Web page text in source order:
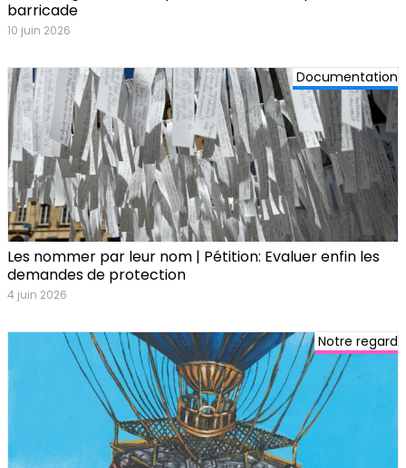
barricade
10 juin 2026
Documentation
Les nommer par leur nom | Pétition: Evaluer enfin les
demandes de protection
4 juin 2026
Notre regard